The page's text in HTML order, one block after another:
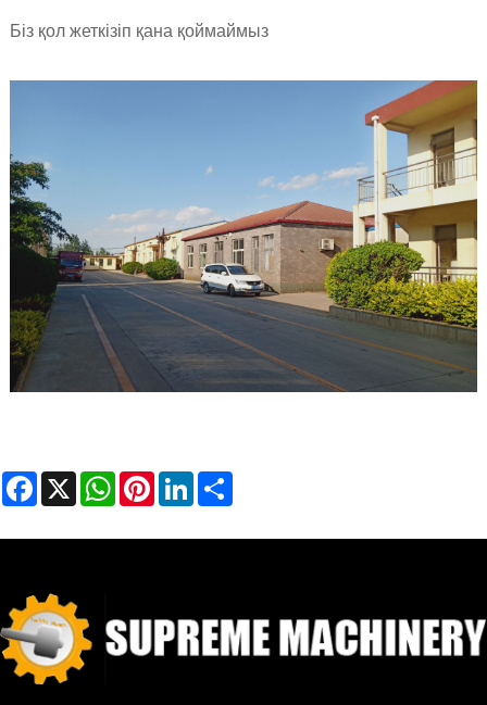
Біз қол жеткізіп қана қоймаймыз
Facebook
X WhatsAppPinterestLinkedIn